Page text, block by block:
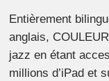
Entièrement
anglais,
jazz en étant
millions d’iPad et